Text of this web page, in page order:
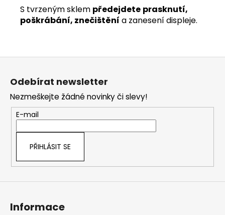
S tvrzeným sklem předejdete prasknutí,
poškrábání, znečištění a zanesení displeje.
Odebírat newsletter
Nezmeškejte žádné novinky či slevy!
E-mail
PŘIHLÁSIT SE
Informace